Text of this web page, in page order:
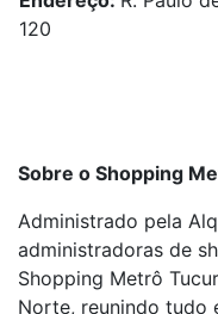
120
Sobre o Shopping
Administrado pela
administradoras de
Shopping Metrô
Norte, reunindo tudo